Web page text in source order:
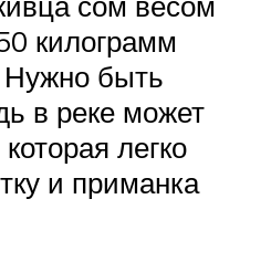
килограмм
Нужно быть
в реке может
легко
и приманка